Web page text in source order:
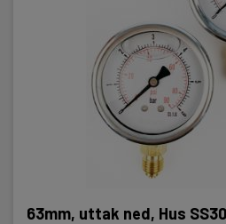
63mm, uttak ned, Hus